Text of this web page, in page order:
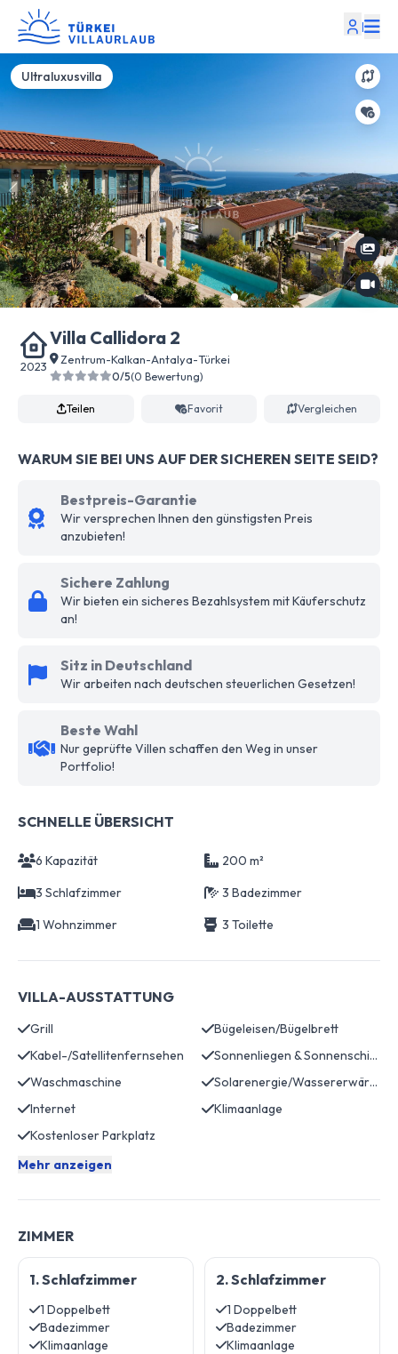
|
Ultraluxusvilla
2023
Villa Callidora 2
Zentrum-Kalkan-Antalya-Türkei
0/5(0 Bewertung)
Teilen Favorit Vergleichen
WARUM SIE BEI UNS AUF DER SICHEREN SEITE SEID?
Bestpreis-Garantie
Wir versprechen Ihnen den günstigsten Preis
anzubieten!
Sichere Zahlung
Wir bieten ein sicheres Bezahlsystem mit Käuferschutz
an!
Sitz in Deutschland
Wir arbeiten nach deutschen steuerlichen Gesetzen!
Beste Wahl
Nur geprüfte Villen schaffen den Weg in unser
Portfolio!
SCHNELLE ÜBERSICHT
6 Kapazität
200 m²
3 Schlafzimmer
3 Badezimmer
1 Wohnzimmer
3 Toilette
VILLA-AUSSTATTUNG
Grill
Bügeleisen/Bügelbrett
Kabel-/Satellitenfernsehen
Sonnenliegen & Sonnenschirme
Waschmaschine
Solarenergie/Wassererwärmung
Internet
Klimaanlage
Kostenloser Parkplatz
Mehr anzeigen
ZIMMER
1. Schlafzimmer
1 Doppelbett
Badezimmer
Klimaanlage
2. Schlafzimmer
1 Doppelbett
Badezimmer
Klimaanlage